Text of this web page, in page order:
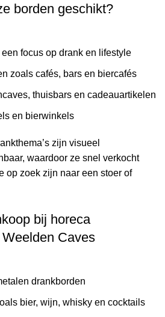
borden geschikt?
focus op drank en lifestyle
zoals cafés, bars en biercafés
thuisbars en cadeauartikelen
en bierwinkels
zijn visueel
waardoor ze snel verkocht
op zoek zijn naar een stoer of
bij horeca
Caves
drankborden
bier, wijn, whisky en cocktails